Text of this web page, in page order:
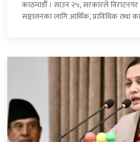
काठमाडौँ । साउन २५, सरकारले
सञ्चालनका लागि आर्थिक, प्राविधिक तथा